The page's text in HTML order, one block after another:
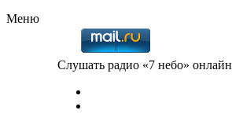
Меню
Слушать радио «7 небо» онлайн